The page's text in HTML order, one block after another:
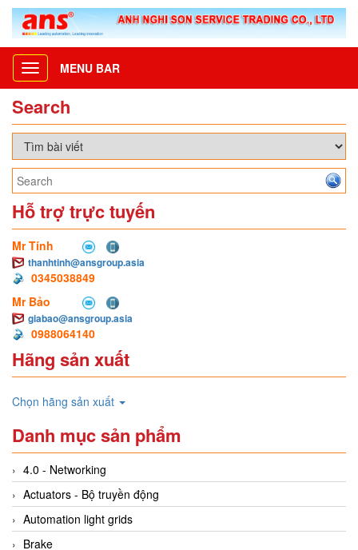
Toggle
navigation
MENU BAR
Search
Hỗ trợ trực tuyến
Mr Tính
thanhtinh@ansgroup.asia
0345038849
Mr Bảo
giabao@ansgroup.asia
0988064140
Hãng sản xuất
Chọn hãng sản xuất
Danh mục sản phẩm
4.0 - Networking
Actuators - Bộ truyền động
Automation light grids
Brake